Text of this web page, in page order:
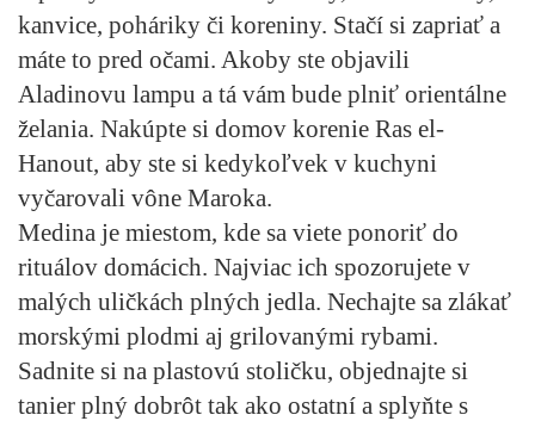
kanvice, poháriky či koreniny. Stačí si zapriať a
máte to pred očami. Akoby ste objavili
Aladinovu lampu a tá vám bude plniť orientálne
želania. Nakúpte si domov korenie Ras el-
Hanout, aby ste si kedykoľvek v kuchyni
vyčarovali vône Maroka.
Medina je miestom, kde sa viete ponoriť do
rituálov domácich. Najviac ich spozorujete v
malých uličkách plných jedla. Nechajte sa zlákať
morskými plodmi aj grilovanými rybami.
Sadnite si na plastovú stoličku, objednajte si
tanier plný dobrôt tak ako ostatní a splyňte s